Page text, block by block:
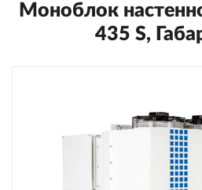
Моноблок
435 S,